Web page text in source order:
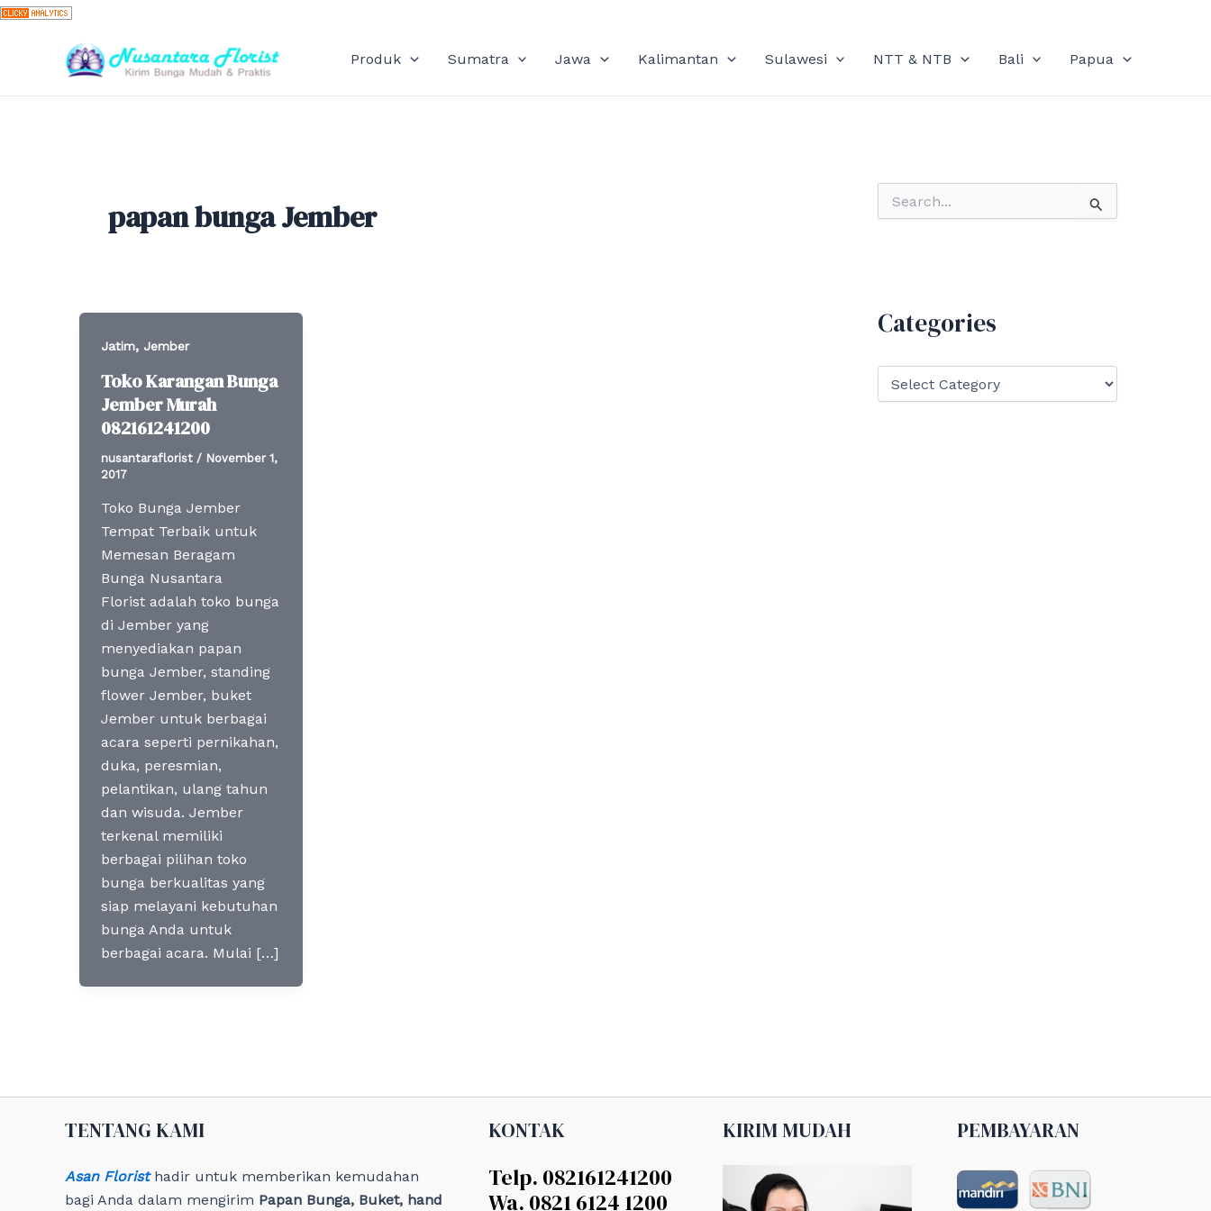
Skip
content
Produk Sumatra Jawa Kalimantan Sulawesi NTT & NTB Bali Papua
papan bunga Jember
Jatim, Jember
Toko Karangan Bunga
Jember Murah
082161241200
nusantaraflorist / November 1,
2017
Toko Bunga Jember
Tempat Terbaik untuk
Memesan Beragam
Bunga Nusantara
Florist adalah toko bunga
di Jember yang
menyediakan papan
bunga Jember, standing
flower Jember, buket
Jember untuk berbagai
acara seperti pernikahan,
duka, peresmian,
pelantikan, ulang tahun
dan wisuda. Jember
terkenal memiliki
berbagai pilihan toko
bunga berkualitas yang
siap melayani kebutuhan
bunga Anda untuk
berbagai acara. Mulai […]
o
Categories
TENTANG KAMI
Asan Floristhadir untuk memberikan kemudahan
bagi Anda dalam mengirim Papan Bunga, Buket, hand
KONTAK
Telp. 082161241200
Wa. 0821 6124 1200
KIRIM MUDAH PEMBAYARAN